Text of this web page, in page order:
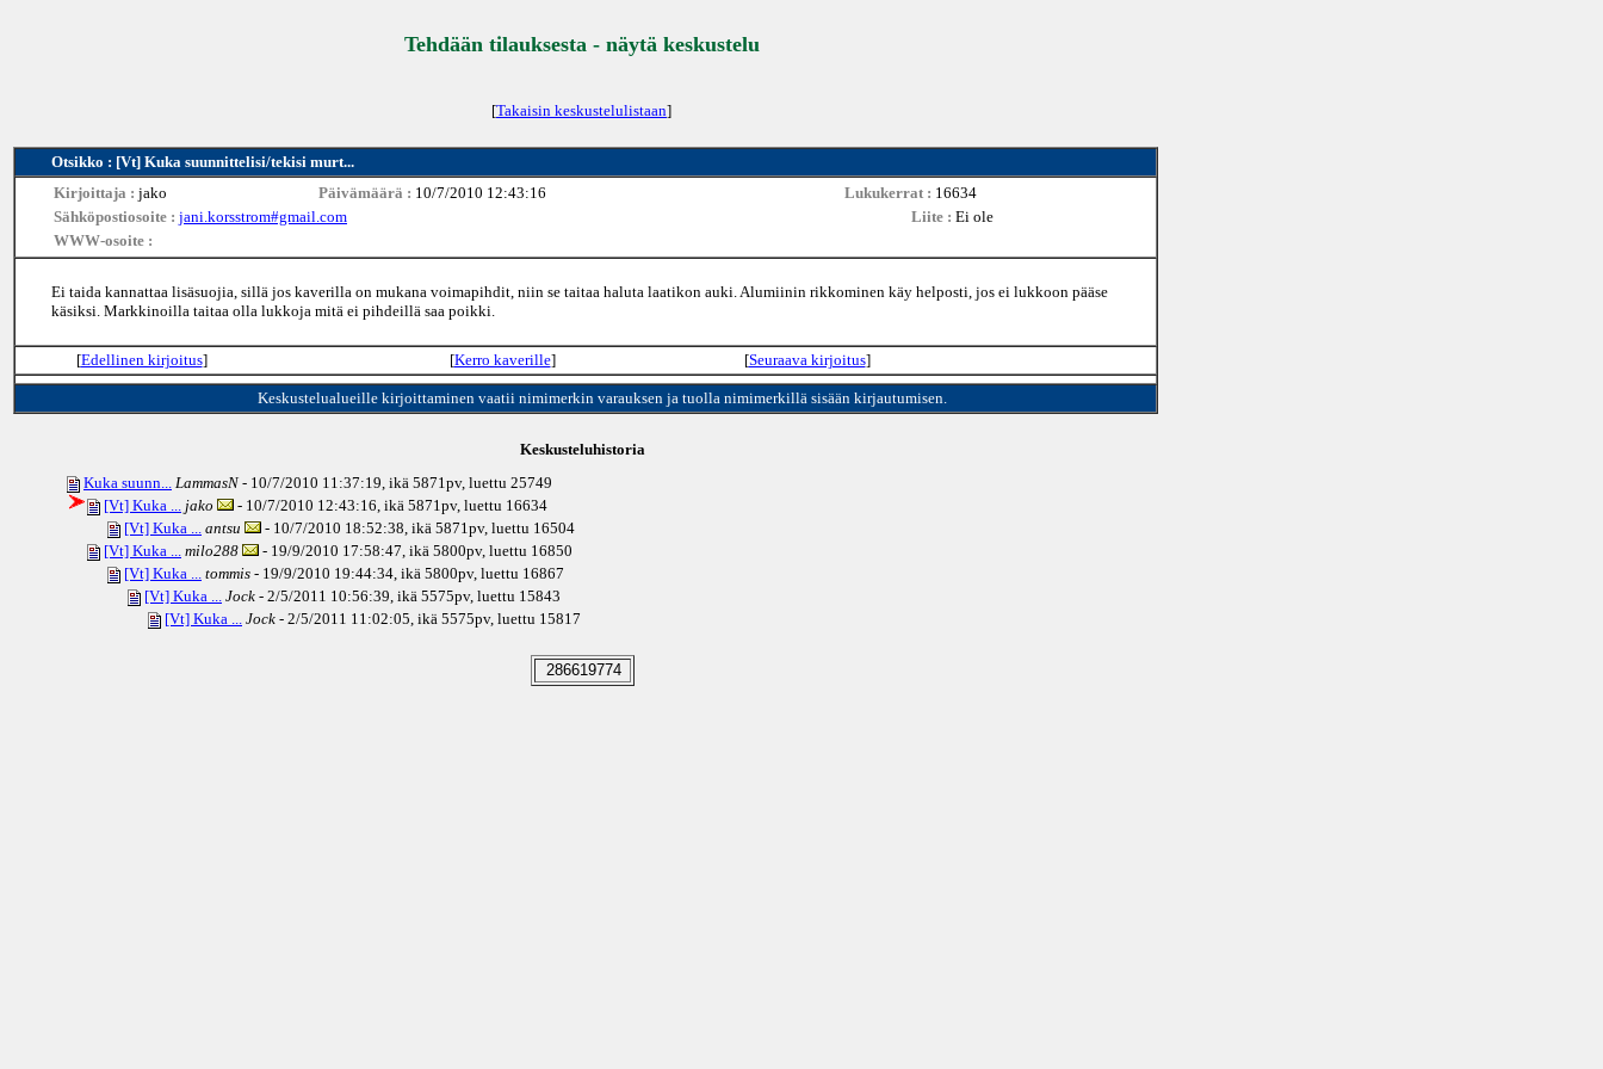
Tehdään tilauksesta - näytä keskustelu
[Takaisin keskustelulistaan]
Otsikko : [Vt] Kuka suunnittelisi/tekisi murt...
Kirjoittaja : jako Päivämäärä : 10/7/2010 12:43:16 Lukukerrat : 16634
Sähköpostiosoite : jani.korsstrom#gmail.com Liite : Ei ole
WWW-osoite :
Ei taida kannattaa lisäsuojia, sillä jos kaverilla on mukana voimapihdit, niin se taitaa haluta laatikon auki. Alumiinin rikkominen käy helposti, jos ei lukkoon pääse
käsiksi. Markkinoilla taitaa olla lukkoja mitä ei pihdeillä saa poikki.
[Edellinen kirjoitus] [Kerro kaverille] [Seuraava kirjoitus]
Keskustelualueille kirjoittaminen vaatii nimimerkin varauksen ja tuolla nimimerkillä sisään kirjautumisen.
Keskusteluhistoria
Kuka suunn... LammasN - 10/7/2010 11:37:19, ikä 5871pv, luettu 25749
[Vt] Kuka ... jako - 10/7/2010 12:43:16, ikä 5871pv, luettu 16634
[Vt] Kuka ... antsu - 10/7/2010 18:52:38, ikä 5871pv, luettu 16504
[Vt] Kuka ... milo288 - 19/9/2010 17:58:47, ikä 5800pv, luettu 16850
[Vt] Kuka ... tommis - 19/9/2010 19:44:34, ikä 5800pv, luettu 16867
[Vt] Kuka ... Jock - 2/5/2011 10:56:39, ikä 5575pv, luettu 15843
[Vt] Kuka ... Jock - 2/5/2011 11:02:05, ikä 5575pv, luettu 15817
286619774